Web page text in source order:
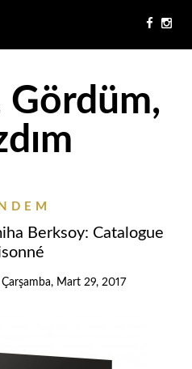
Gördüm,
Berksoy: Catalogue
Çarşamba, Mart 29, 2017